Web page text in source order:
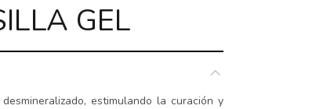
GEL
estimulando la curación y